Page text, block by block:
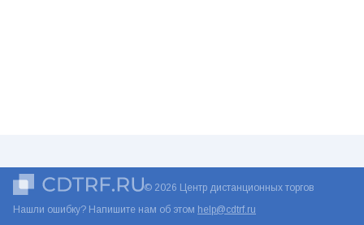
© 2026 Центр дистанционных торгов
Нашли ошибку? Напишите нам об этом help@cdtrf.ru